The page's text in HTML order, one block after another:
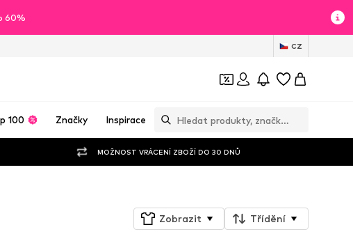
60%
CZ
100 Značky Inspirace
MOŽNOST VRÁCENÍ ZBOŽÍ DO 30 DNŮ
Zobrazit Třídění